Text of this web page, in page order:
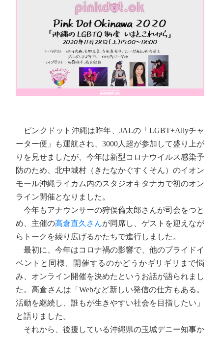
ピンクドット沖縄は昨年、JALの「LGBT+Allyチャ
ーター便」も運航され、3000人超が参加して盛り上が
りを見せましたが、今年は新型コロナウイルス感染予
防のため、北中城村（きたなかぐすくそん）のイオン
モール沖縄ライカム内のスタジオキタナカで初のオン
ライン開催となりました。
今年もアナウンサーの狩俣倫太郎さんが司会をつと
め、主催の高倉直久さんが同席し、ゲストを迎えなが
らトークを繰り広げるかたちで進行しました。
最初に、今年はコロナ禍の影響で、他のプライドイ
ベントと同様、開催するのかどうかギリギリまで悩
み、オンライン開催を決めたというお話が語られまし
た。高倉さんは「Webなど新しい発信の仕方もある。
活動を継続し、誰もが生きやすい社会を目指したい」
と語りました。
それから、後援している沖縄県の玉城デニー知事か